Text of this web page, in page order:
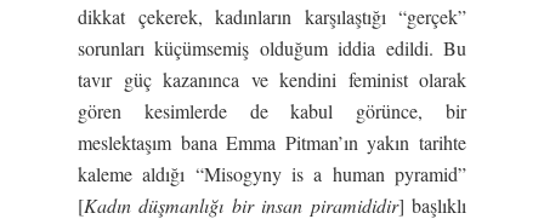
dikkat çekerek, kadınların karşılaştığı “gerçek”
sorunları küçümsemiş olduğum iddia edildi. Bu
tavır güç kazanınca ve kendini feminist olarak
gören kesimlerde de kabul görünce, bir
meslektaşım bana Emma Pitman’ın yakın tarihte
kaleme aldığı “Misogyny is a human pyramid”
[Kadın düşmanlığı bir insan piramididir] başlıklı